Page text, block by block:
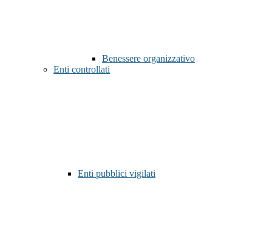
Benessere organizzativo
Enti controllati
Enti pubblici vigilati